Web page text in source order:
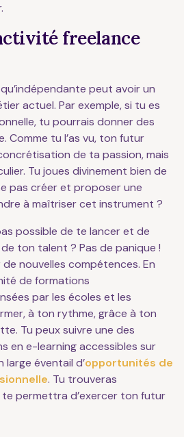
freelance
peut avoir un
actuel. Par exemple, si tu es
tu pourrais donner des
Comme tu l’as vu, ton futur
de ta passion, mais
Tu joues divinement bien de
pas créer et proposer une
à maîtriser cet instrument ?
possible de te lancer et de
ton talent ? Pas de panique !
nouvelles compétences. En
de formations
par les écoles et les
à ton rythme, grâce à ton
Tu peux suivre une des
en e-learning accessibles sur
large éventail d’opportunités de
. Tu trouveras
permettra d’exercer ton futur